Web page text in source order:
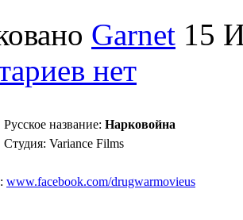
Garnet 15
нет
Русское название: Нарковойна
Студия: Variance Films
www.facebook.com/drugwarmovieus